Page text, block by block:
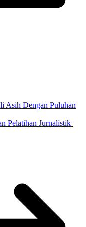
Asih Dengan Puluhan
Pelatihan Jurnalistik